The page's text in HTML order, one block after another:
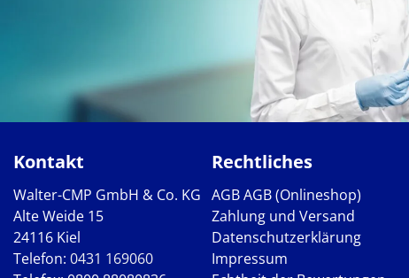
Kontakt
Walter-CMP GmbH & Co. KG
Alte Weide 15
24116 Kiel
Telefon: 0431 169060
Rechtliches
AGBAGB (Onlineshop)
Zahlung und Versand
Datenschutzerklärung
Impressum